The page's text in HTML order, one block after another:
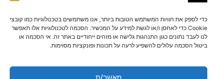
כדי לספק את חוויות המשתמש הטובות ביותר, אנו משתמשים בטכנולוגיות כמו קובצי
Cookie כדי לאחסן ו/או לגשת למידע על המכשיר. הסכמה לטכנולוגיות אלו תאפשר
לנו לעבד נתונים כגון התנהגות גלישה או מזהים ייחודיים באתר זה. אי הסכמה או
ביטול הסכמה עלולים להשפיע לרעה על תכונות ופונקציות מסוימות.
מאשר/ת
אימייל*